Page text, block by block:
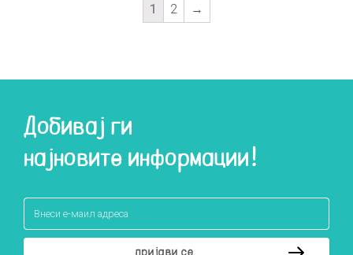
1 2 →
Добивај ги
најновите информации!